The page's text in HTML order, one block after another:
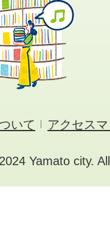
いて アクセス
Yamato city.